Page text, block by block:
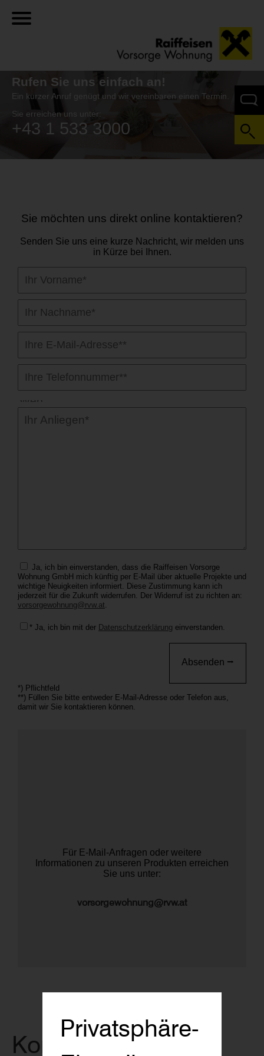
Rufen Sie uns einfach an!
Ein kurzer Anruf genügt und wir vereinbaren einen Termin.
Sie erreichen uns unter:
+43 1 533 3000
Sie möchten uns direkt online kontaktieren?
Senden Sie uns eine kurze Nachricht, wir melden uns
in Kürze bei Ihnen.
Ja, ich bin einverstanden, dass die Raiffeisen Vorsorge
Wohnung GmbH mich künftig per E-Mail über aktuelle Projekte und
wichtige Neuigkeiten informiert. Diese Zustimmung kann ich
jederzeit für die Zukunft widerrufen. Der Widerruf ist zu richten an:
vorsorgewohnung@rvw.at
* Ja, ich bin mit der Datenschutzerklärung einverstanden.
*) Pflichtfeld
**) Füllen Sie bitte entweder E-Mail-Adresse oder Telefon aus,
damit wir Sie kontaktieren können.
Für E-Mail-Anfragen oder weitere
Informationen zu unseren Produkten erreichen
Sie uns unter:
vorsorgewohnung@rvw.at
Kontakt
Privatsphäre-